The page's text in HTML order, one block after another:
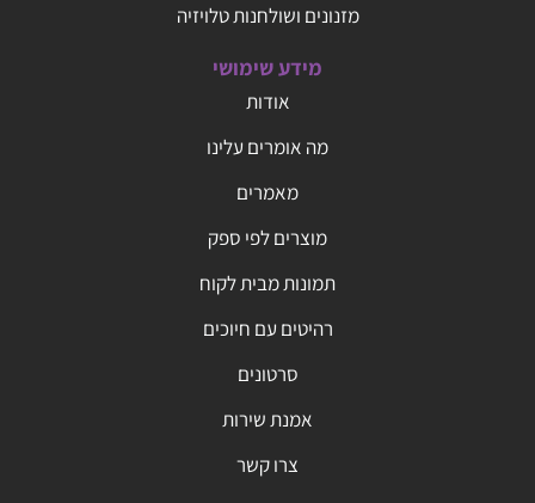
מזנונים ושולחנות טלויזיה
מידע שימושי
אודות
מה אומרים עלינו
מאמרים
מוצרים לפי ספק
תמונות מבית לקוח
רהיטים עם חיוכים
סרטונים
אמנת שירות
צרו קשר